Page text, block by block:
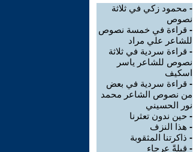
- محمود زكي في ثلاثة
نصوص
- قراءة في خمسة نصوص
للشاعر علي مراد
- قراءة سردية في ثلاثة
نصوص للشاعر ياسر
اسكيف
- قراءة سردية في بعض
من نصوص الشاعر محمد
نور الحسيني
- حين ندون تعثرنا
- هذا النزف
- ذاكرتنا المثقوبة
- قبلةً عرجاء